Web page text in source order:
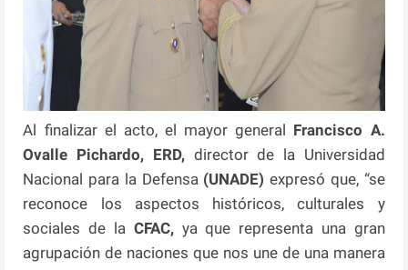
Al finalizar el acto, el mayor general Francisco A.
Ovalle Pichardo, ERD,director de la Universidad
Nacional para la Defensa (UNADE)expresó que, “se
reconoce los aspectos históricos, culturales y
sociales de la CFAC, ya que representa una gran
agrupación de naciones que nos une de una manera